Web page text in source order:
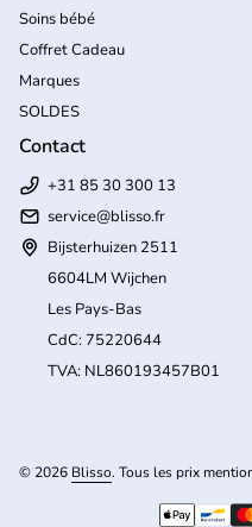
Soins bébé
Coffret Cadeau
Marques
SOLDES
Contact
+31 85 30 300 13
service@blisso.fr
Bijsterhuizen 2511
6604LM Wijchen
Les Pays-Bas
CdC: 75220644
TVA: NL860193457B01
© 2026 Blisso. Tous les prix